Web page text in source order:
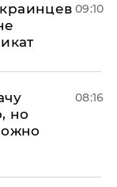
09:10
но
08:16